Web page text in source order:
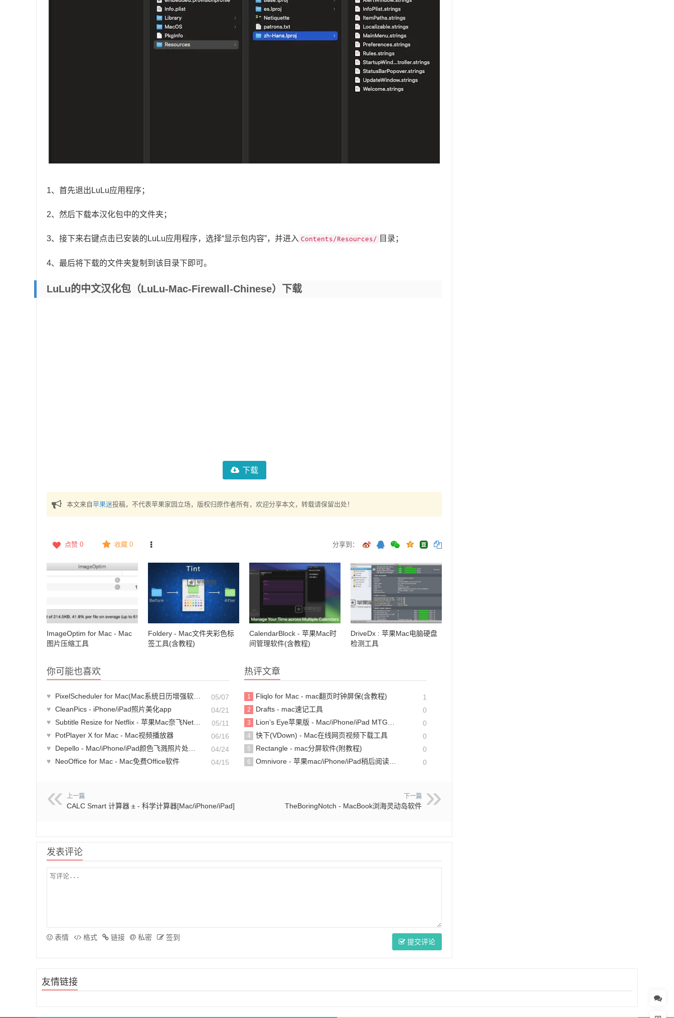
1、首先退出LuLu应用程序；
2、然后下载本汉化包中的文件夹；
3、接下来右键点击已安装的LuLu应用程序，选择“显示包内容”，并进入 Contents/Resources/ 目录；
4、最后将下载的文件夹复制到该目录下即可。
LuLu的中文汉化包（LuLu-Mac-Firewall-Chinese）下载
下载
本文来自苹果迷投稿，不代表苹果家园立场，版权归原作者所有，欢迎分享本文，转载请保留出处！
点赞 0 收藏 0 分享到：
ImageOptim for Mac - Mac
图片压缩工具
Foldery - Mac文件夹彩色标
签工具(含教程)
CalendarBlock - 苹果Mac时
间管理软件(含教程)
DriveDx : 苹果Mac电脑硬盘
检测工具
你可能也喜欢
♥ PixelScheduler for Mac(Mac系统日历增强软件)
05/07
♥ CleanPics - iPhone/iPad照片美化app
04/21
♥ Subtitle Resize for Netflix - 苹果Mac奈飞Netflix字幕大小设置工具
05/11
♥
PotPlayer X for Mac - Mac视频播放器
06/16
♥
Depello - Mac/iPhone/iPad颜色飞溅照片处理软件(含教程)
04/24
♥
NeoOffice for Mac - Mac免费Office软件 04/15
热评文章
1 Fliqlo for Mac - mac翻页时钟屏保(含教程) 1
2 Drafts - mac速记工具 0
3 Lion’s Eye苹果版 - Mac/iPhone/iPad MTG游戏卡牌管理器 0
4 快下(VDown) - Mac在线网页视频下载工具 0
5 Rectangle - mac分屏软件(附教程) 0
6 Omnivore - 苹果mac/iPhone/iPad稍后阅读app(含教程) 0
上一篇
CALC Smart 计算器 ± - 科学计算器[Mac/iPhone/iPad]
下一篇
TheBoringNotch - MacBook浏海灵动岛软件
发表评论
表情 格式 链接 私密 签到
提交评论
友情链接